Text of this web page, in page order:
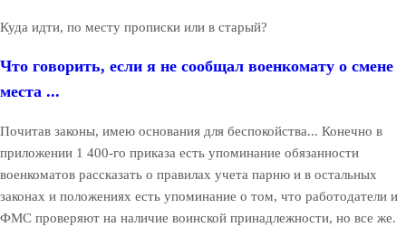
Куда идти, по месту прописки или в старый?
Что говорить, если я не сообщал военкомату о смене
места ...
Почитав законы, имею основания для беспокойства... Конечно в
приложении 1 400-го приказа есть упоминание обязанности
военкоматов рассказать о правилах учета парню и в остальных
законах и положениях есть упоминание о том, что работодатели и
ФМС проверяют на наличие воинской принадлежности, но все же.